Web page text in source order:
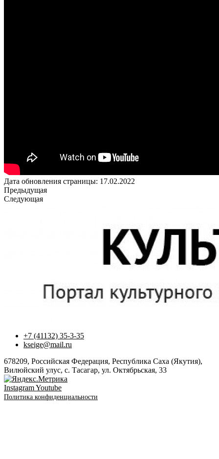
Дата обновления страницы: 17.02.2022
Предыдущая
Следующая
+7 (41132) 35-3-35
kseige@mail.ru
678209, Российская Федерация, Республика Саха (Якутия),
Вилюйский улус, с. Тасагар, ул. Октябрьская, 33
InstagramYoutube
Политика конфиденциальности